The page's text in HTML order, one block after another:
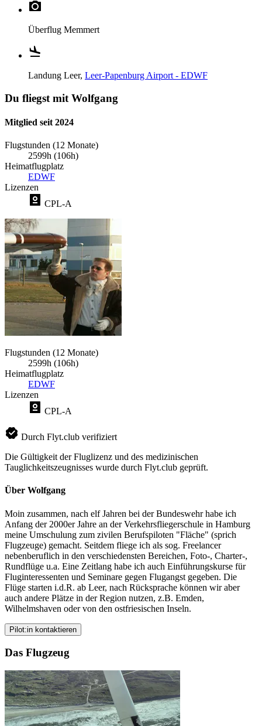
Überflug Memmert
Landung Leer, Leer-Papenburg Airport - EDWF
Du fliegst mit Wolfgang
Mitglied seit 2024
Flugstunden (12 Monate)
2599h (106h)
Heimatflugplatz
EDWF
Lizenzen
CPL-A
Flugstunden (12 Monate)
2599h (106h)
Heimatflugplatz
EDWF
Lizenzen
CPL-A
Durch Flyt.club verifiziert
Die Gültigkeit der Fluglizenz und des medizinischen
Tauglichkeitszeugnisses wurde durch Flyt.club geprüft.
Über Wolfgang
Moin zusammen, nach elf Jahren bei der Bundeswehr habe ich
Anfang der 2000er Jahre an der Verkehrsfliegerschule in Hamburg
meine Umschulung zum zivilen Berufspiloten "Fläche" (sprich
Flugzeuge) gemacht. Seitdem fliege ich als sog. Freelancer
nebenberuflich in den verschiedensten Bereichen, Foto-, Charter-,
Rundflüge u.a. Eine Zeitlang habe ich auch Einführungskurse für
Fluginteressenten und Seminare gegen Flugangst gegeben. Die
Flüge starten i.d.R. ab Leer, nach Rücksprache können wir aber
auch andere Plätze in der Region nutzen, z.B. Emden,
Wilhelmshaven oder von den ostfriesischen Inseln.
Pilot:in kontaktieren
Das Flugzeug